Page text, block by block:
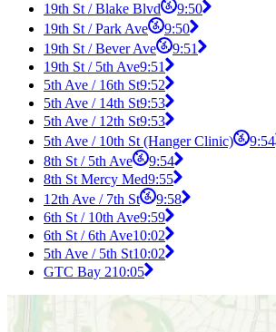
19th St / Blake Blvd
9:50
19th St / Park Ave
9:50
19th St / Bever Ave
9:51
19th St / 5th Ave9:51
5th Ave / 16th St9:52
5th Ave / 14th St9:53
5th Ave / 12th St9:53
5th Ave / 10th St (Hanger Clinic)
9:54
8th St / 5th Ave
9:54
8th St Mercy Med9:55
12th Ave / 7th St
9:58
6th St / 10th Ave9:59
6th St / 6th Ave10:02
5th Ave / 5th St10:02
GTC Bay 210:05